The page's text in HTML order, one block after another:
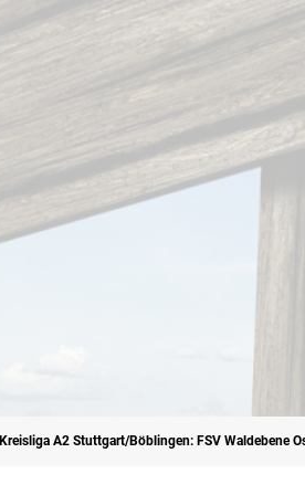
Kreisliga A2 Stuttgart/Böblingen: FSV Waldebene